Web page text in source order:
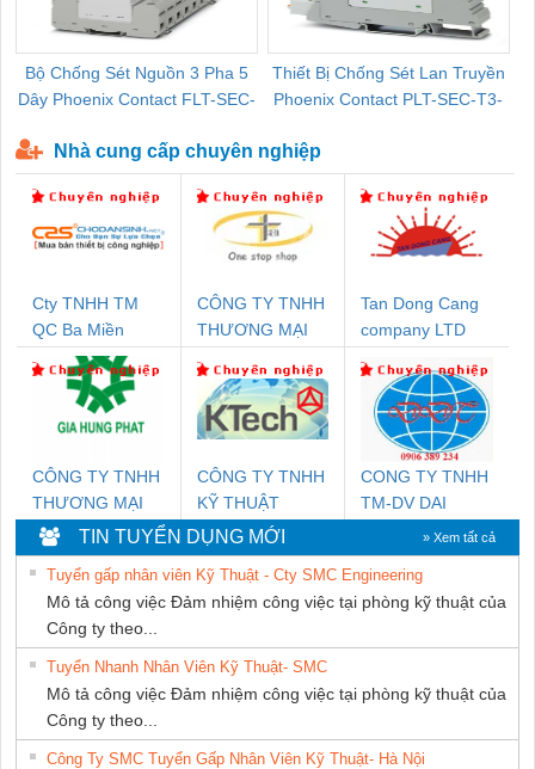
Bộ Chống Sét Nguồn 3 Pha 5
Dây Phoenix Contact FLT-SEC-
Thiết Bị Chống Sét Lan Truyền
Phoenix Contact PLT-SEC-T3-
Nhà cung cấp chuyên nghiệp
Cty TNHH TM
QC Ba Miền
CÔNG TY TNHH
THƯƠNG MẠI
NAM
Tan Dong Cang
company LTD
CÔNG TY TNHH
THƯƠNG MẠI
DỊCH VỤ KỸ
THUẬT ĐIỆN CƠ
GIA HƯNG PHÁT
CÔNG TY TNHH
KỸ THUẬT
KTECH VIỆT
NAM
CONG TY TNHH
TM-DV DAI
DONG THANH
TIN TUYỂN DỤNG MỚI » Xem tất cả
Tuyển gấp nhân viên Kỹ Thuật - Cty SMC Engineering
Mô tả công việc Đảm nhiệm công việc tại phòng kỹ thuật của
Công ty theo...
Tuyển Nhanh Nhân Viên Kỹ Thuật- SMC
Mô tả công việc Đảm nhiệm công việc tại phòng kỹ thuật của
Công ty theo...
Công Ty SMC Tuyển Gấp Nhân Viên Kỹ Thuật- Hà Nội